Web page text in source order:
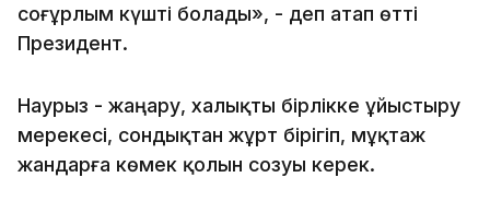
соғұрлым күшті болады», - деп атап өтті
Президент.
Наурыз - жаңару, халықты бірлікке ұйыстыру
мерекесі, сондықтан жұрт бірігіп, мұқтаж
жандарға көмек қолын созуы керек.